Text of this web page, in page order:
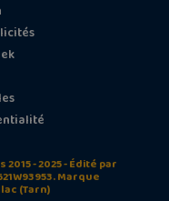
- 2025 - Édité par
Marque
(Tarn)